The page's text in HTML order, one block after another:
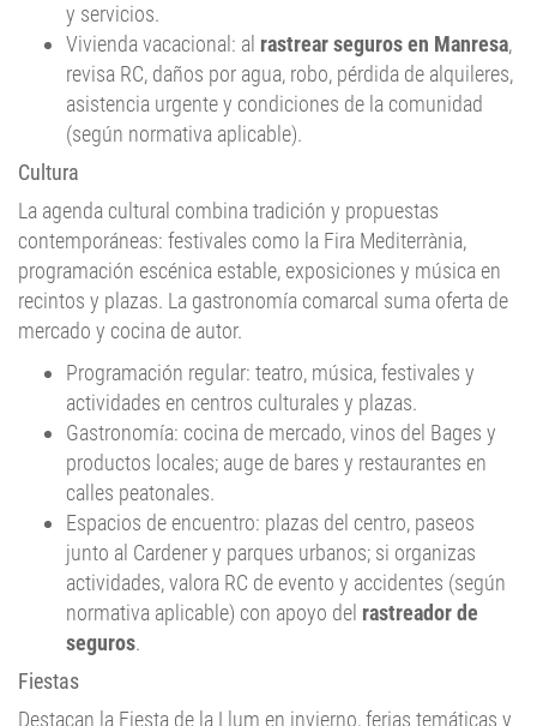
revisa RC, daños por agua, robo, pérdida de alquileres,
asistencia urgente y condiciones de la comunidad
(según normativa aplicable).
Cultura
La agenda cultural combina tradición y propuestas
contemporáneas: festivales como la Fira Mediterrània,
programación escénica estable, exposiciones y música en
recintos y plazas. La gastronomía comarcal suma oferta de
mercado y cocina de autor.
Programación regular: teatro, música, festivales y
actividades en centros culturales y plazas.
Gastronomía: cocina de mercado, vinos del Bages y
productos locales; auge de bares y restaurantes en
calles peatonales.
Espacios de encuentro: plazas del centro, paseos
junto al Cardener y parques urbanos; si organizas
actividades, valora RC de evento y accidentes (según
normativa aplicable) con apoyo delrastreador de
seguros.
Fiestas
Destacan la Fiesta de la Llum en invierno, ferias temáticas y
celebraciones de barrio a lo largo del año. Estos eventos